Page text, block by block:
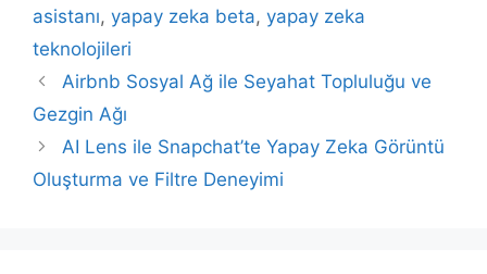
asistanı, yapay zeka beta, yapay zeka
teknolojileri
Yazı
dolaşımı
Airbnb Sosyal Ağ ile Seyahat Topluluğu ve
Gezgin Ağı
AI Lens ile Snapchat’te Yapay Zeka Görüntü
Oluşturma ve Filtre Deneyimi